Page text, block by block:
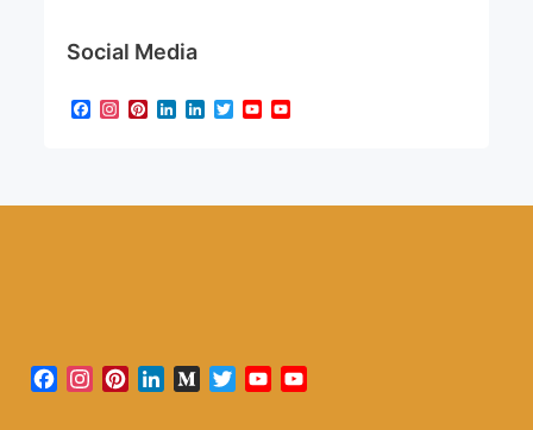
Social Media
Facebook
Instagram
Pinterest
LinkedIn
LinkedIn
TwitterYouTube
Facebook
Instagram
PinterestLinkedInMediumTwitterYouTube